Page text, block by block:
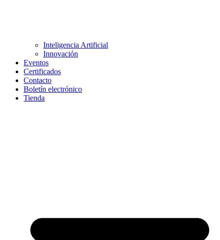
Inteligencia Artificial
Innovación
Eventos
Certificados
Contacto
Boletín electrónico
Tienda